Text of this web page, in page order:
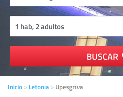
BUSCAR
Inicio Letonia Upesgrīva